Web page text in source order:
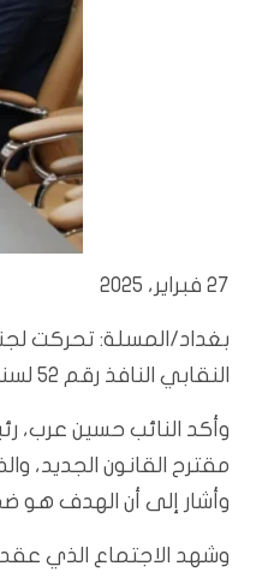
27 فبراير، 2025
بغداد/المسلة: تحركت
النقابي النافذ رقم ٥٢ لسنة ١٩٨٧، وسط مطالبات نقابية بإقرار تشريعات حديثة تعكس متطلبات سوق العمل.
وأكد النائب حسين عرب،
مقترح القانون الجديد،
وأشار إلى أن الهدف هو
وشهد الاجتماع الذي عقد